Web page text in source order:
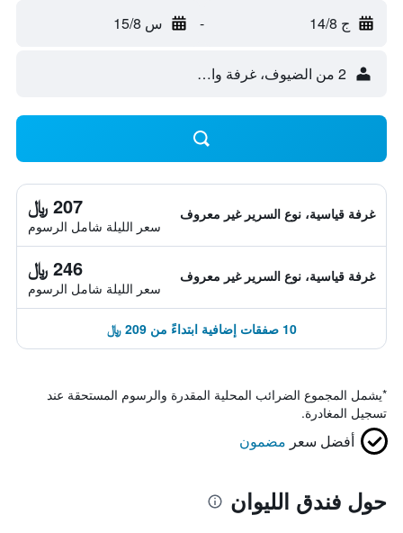
ج 14/8 - س 15/8
2 من الضيوف، غرفة واحدة
غرفة قياسية، نوع السرير غير معروف 207 ﷼
سعر الليلة شامل الرسوم
غرفة قياسية، نوع السرير غير معروف 246 ﷼
سعر الليلة شامل الرسوم
10 صفقات إضافية ابتداءً من 209 ﷼
*يشمل المجموع الضرائب المحلية المقدرة والرسوم المستحقة عند
تسجيل المغادرة.
أفضل سعر مضمون
حول فندق الليوان